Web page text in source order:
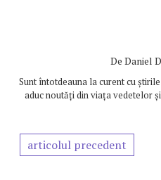
De Daniel
Sunt întotdeauna la curent cu
aduc noutăți din viața vedetelor
articolul precedent